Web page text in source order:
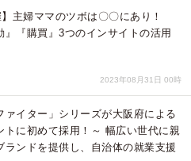
】主婦ママのツボは〇〇にあり！
』『購買』3つのインサイトの活用
2023年08月31日 00時
ァイター」シリーズが大阪府による
トに初めて採用！～ 幅広い世代に親
ランドを提供し、自治体の就業支援